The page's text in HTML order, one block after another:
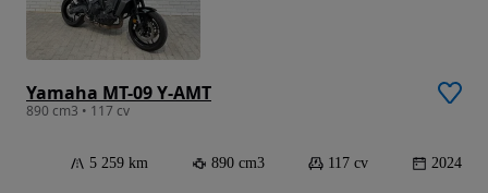
Yamaha MT-09 Y-AMT
890 cm3 • 117 cv
5 259 km 890 cm3 117 cv 2024